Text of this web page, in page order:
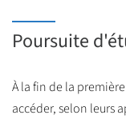
Poursuite
À la fin de la
accéder, selon leurs